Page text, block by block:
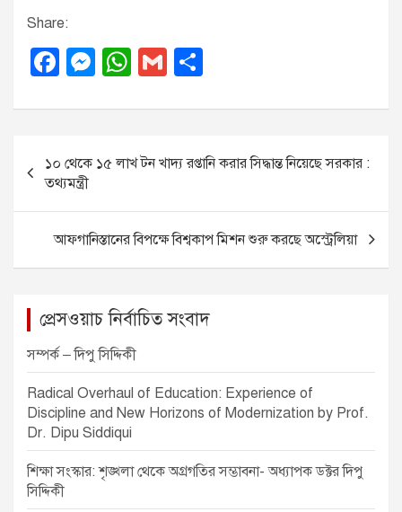
Share:
F
c
b
o
o
k
M
ss
n
g
er
W
at
s
A
p
p
G
ail ar
e
s
n
১০ থেকে ১৫ লাখ টন খাদ্য রপ্তানি করার সিদ্ধান্ত নিয়েছে সরকার :
তথ্যমন্ত্রী
আফগানিস্তানের বিপক্ষে বিশ্বকাপ মিশন শুরু করছে অস্ট্রেলিয়া
প্রেসওয়াচ নির্বাচিত সংবাদ
সম্পর্ক – দিপু সিদ্দিকী
Radical Overhaul of Education: Experience of
Discipline and New Horizons of Modernization by Prof.
Dr. Dipu Siddiqui
শিক্ষা সংস্কার: শৃঙ্খলা থেকে অগ্রগতির সম্ভাবনা- অধ্যাপক ডক্টর দিপু
সিদ্দিকী